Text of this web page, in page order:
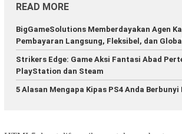
READ MORE
BigGameSolutions Memberdayakan Agen
Pembayaran Langsung, Fleksibel, dan Global
Strikers Edge: Game Aksi Fantasi Abad
PlayStation dan Steam
5 Alasan Mengapa Kipas PS4 Anda Berbunyi